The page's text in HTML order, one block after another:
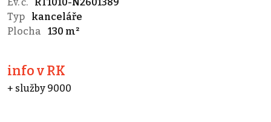
Typ
kanceláře
Plocha
130 m²
info v RK
+ služby 9000